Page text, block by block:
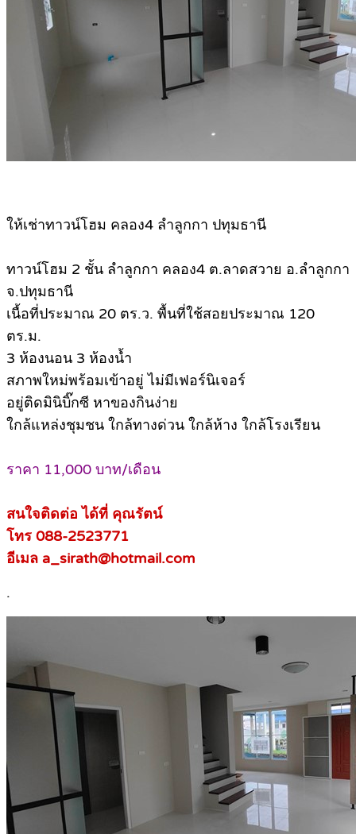
ให้เช่าทาวน์โฮม คลอง4 ลำลูกกา ปทุมธานี
ทาวน์โฮม 2 ชั้น ลำลูกกา คลอง4 ต.ลาดสวาย อ.ลำลูกกา
จ.ปทุมธานี
เนื้อที่ประมาณ 20 ตร.ว. พื้นที่ใช้สอยประมาณ 120
ตร.ม.
3 ห้องนอน 3 ห้องน้ำ
สภาพใหม่พร้อมเข้าอยู่ ไม่มีเฟอร์นิเจอร์
อยู่ติดมินิบิ๊กซี หาของกินง่าย
ใกล้แหล่งชุมชน ใกล้ทางด่วน ใกล้ห้าง ใกล้โรงเรียน
ราคา 11,000 บาท/เดือน
สนใจติดต่อ ได้ที่ คุณรัตน์
โทร 088-2523771
อีเมล a_sirath@hotmail.com
.